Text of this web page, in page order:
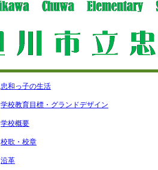
忠和っ子の生活
学校教育目標・グランドデザイン
学校概要
校歌・校章
沿革